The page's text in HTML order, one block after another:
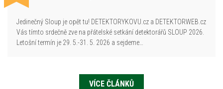
Jedinečný Sloup je opět tu! DETEKTORYKOVU.cz a DETEKTORWEB.cz
Vás tímto srdečně zve na přátelské setkání detektorářů SLOUP 2026.
Letošní termín je 29. 5.-31. 5. 2026 a sejdeme…
VÍCE ČLÁNKŮ